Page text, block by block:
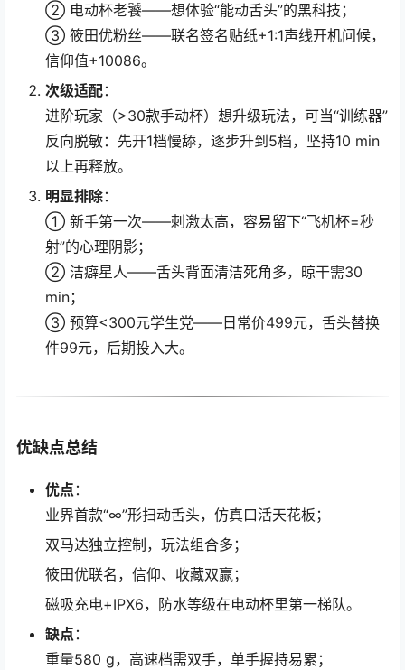
② 电动杯老饕——想体验“能动舌头”的黑科技；
③ 筱田优粉丝——联名签名贴纸+1:1声线开机问候，
信仰值+10086。
次级适配：
进阶玩家（>30款手动杯）想升级玩法，可当“训练器”
反向脱敏：先开1档慢舔，逐步升到5档，坚持10 min
以上再释放。
明显排除：
① 新手第一次——刺激太高，容易留下“飞机杯=秒
射”的心理阴影；
② 洁癖星人——舌头背面清洁死角多，晾干需30
min；
③ 预算<300元学生党——日常价499元，舌头替换
件99元，后期投入大。
优缺点总结
优点 ：
业界首款“∞”形扫动舌头，仿真口活天花板；
双马达独立控制，玩法组合多；
筱田优联名，信仰、收藏双赢；
磁吸充电+IPX6，防水等级在电动杯里第一梯队。
缺点 ：
重量580 g，高速档需双手，单手握持易累；